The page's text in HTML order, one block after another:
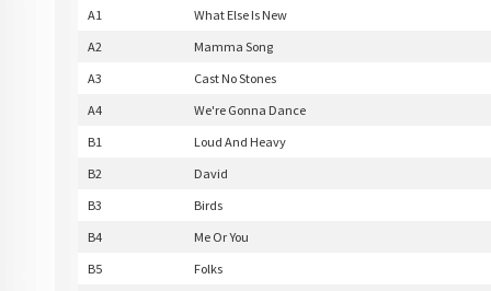
A1
What Else Is New
A2
Mamma Song
A3
Cast No Stones
A4
We're Gonna Dance
B1
Loud And Heavy
B2
David
B3
Birds
B4
Me Or You
B5
Folks